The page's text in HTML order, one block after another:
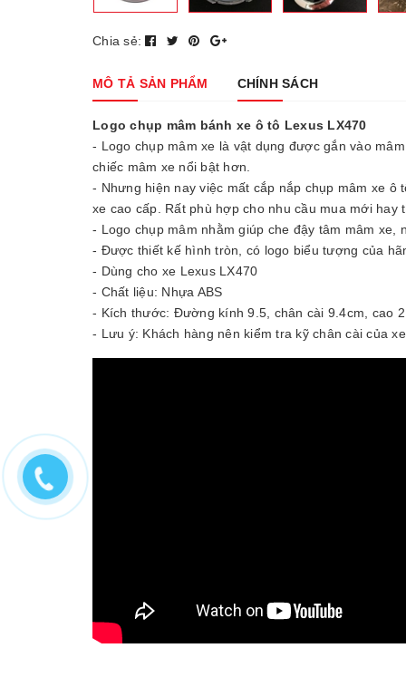
Chia sẻ:
MÔ TẢ SẢN PHẨM CHÍNH SÁCH
Logo chụp mâm bánh xe ô tô Lexus LX470
- Logo chụp mâm xe là vật dụng được gắn vào
chiếc mâm xe nổi bật hơn.
- Nhưng hiện nay việc mất cắp nắp chụp mâm xe
xe cao cấp. Rất phù hợp cho nhu cầu mua mới hay
- Logo chụp mâm nhằm giúp che đậy tâm mâm xe,
- Được thiết kế hình tròn, có logo biểu tượng của
- Dùng cho xe Lexus LX470
- Chất liệu: Nhựa ABS
- Kích thước: Đường kính 9.5, chân cài 9.4cm, cao
- Lưu ý: Khách hàng nên kiểm tra kỹ chân cài của